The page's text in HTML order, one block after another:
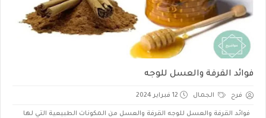
فوائد القرفة والعسل للوجه
فرح الجمال 12 فبراير 2024
فوائد القرفة والعسل للوجه القرفة والعسل من المكونات الطبيعية التي لها